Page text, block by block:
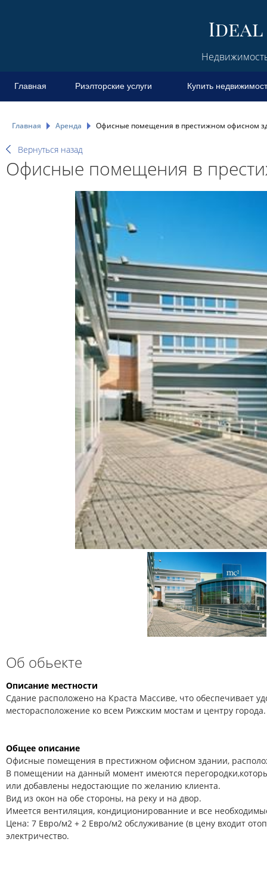
Главная Риэлторские услуги Купить
Главная Аренда Офисные помещения в престижном офисном
Вернуться назад
Офисные помещения в
Об обьекте
Описание местности
Сдание расположено на Краста Массиве, что обеспечивает
месторасположение ко всем Рижским мостам и центру города.
Общее описание
Офисные помещения в престижном офисном здании,
В помещении на данный момент имеются
или добавлены недостающие по желанию клиента.
Вид из окон на обе стороны, на реку и на двор.
Имеется вентиляция, кондиционированние и все
Цена: 7 Евро/м2 + 2 Евро/м2 обслуживание (в цену входит
электричество.